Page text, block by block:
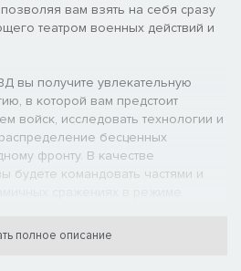
позволяя вам взять на себя сразу
театром военных действий и
вы получите увлекательную
в которой вам предстоит
войск, исследовать технологии и
бесценных
фронту. В качестве
будете командовать частями и
вражеские укрепления!
полное описание